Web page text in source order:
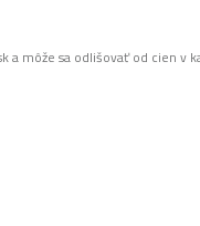
a môže sa odlišovať od cien v